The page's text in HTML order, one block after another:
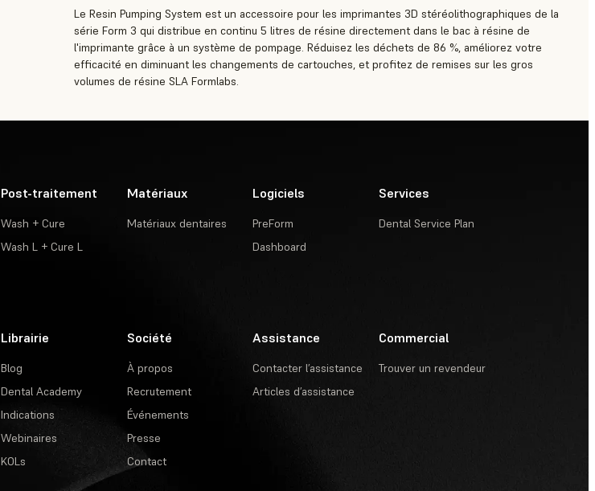
Le Resin Pumping System est un accessoire pour les imprimantes 3D stéréolithographiques de la
série Form 3 qui distribue en continu 5 litres de résine directement dans le bac à résine de
l'imprimante grâce à un système de pompage. Réduisez les déchets de 86 %, améliorez votre
efficacité en diminuant les changements de cartouches, et profitez de remises sur les gros
volumes de résine SLA Formlabs.
Post-traitement
Wash + Cure
Wash L + Cure L
Matériaux
Matériaux dentaires
Logiciels
PreForm
Dashboard
Services
Dental Service Plan
Librairie
Blog
Dental Academy
Indications
Webinaires
KOLs
Société
À propos
Recrutement
Événements
Presse
Contact
Assistance
Contacter l’assistance
Articles d’assistance
Commercial
Trouver un revendeur